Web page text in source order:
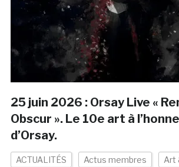
25 juin 2026 : Orsay Live «
Obscur ». Le 10e art à
d’Orsay.
ACTUALITÉS Actus membres Art